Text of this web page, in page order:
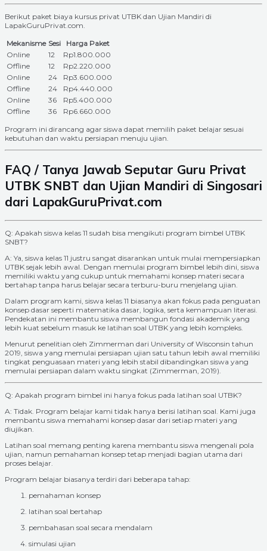
Berikut paket biaya kursus privat UTBK dan Ujian Mandiri di
LapakGuruPrivat.com.
Mekanisme Sesi
Harga Paket
Online
12
Rp1.800.000
Offline
12
Rp2.220.000
Online
24
Rp3.600.000
Offline
24
Rp4.440.000
Online
36
Rp5.400.000
Offline
36
Rp6.660.000
Program ini dirancang agar siswa dapat memilih paket belajar sesuai
kebutuhan dan waktu persiapan menuju ujian.
FAQ / Tanya Jawab Seputar Guru Privat
UTBK SNBT dan Ujian Mandiri di Singosari
dari LapakGuruPrivat.com
Q: Apakah siswa kelas 11 sudah bisa mengikuti program bimbel UTBK
SNBT?
A: Ya, siswa kelas 11 justru sangat disarankan untuk mulai mempersiapkan
UTBK sejak lebih awal. Dengan memulai program bimbel lebih dini, siswa
memiliki waktu yang cukup untuk memahami konsep materi secara
bertahap tanpa harus belajar secara terburu-buru menjelang ujian.
Dalam program kami, siswa kelas 11 biasanya akan fokus pada penguatan
konsep dasar seperti matematika dasar, logika, serta kemampuan literasi.
Pendekatan ini membantu siswa membangun fondasi akademik yang
lebih kuat sebelum masuk ke latihan soal UTBK yang lebih kompleks.
Menurut penelitian oleh Zimmerman dari University of Wisconsin tahun
2019, siswa yang memulai persiapan ujian satu tahun lebih awal memiliki
tingkat penguasaan materi yang lebih stabil dibandingkan siswa yang
memulai persiapan dalam waktu singkat (Zimmerman, 2019).
Q: Apakah program bimbel ini hanya fokus pada latihan soal UTBK?
A: Tidak. Program belajar kami tidak hanya berisi latihan soal. Kami juga
membantu siswa memahami konsep dasar dari setiap materi yang
diujikan.
Latihan soal memang penting karena membantu siswa mengenali pola
ujian, namun pemahaman konsep tetap menjadi bagian utama dari
proses belajar.
Program belajar biasanya terdiri dari beberapa tahap:
pemahaman konsep
latihan soal bertahap
pembahasan soal secara mendalam
simulasi ujian